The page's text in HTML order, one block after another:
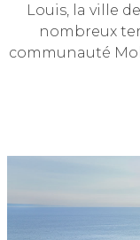
Louis, la ville
nombreux
communauté